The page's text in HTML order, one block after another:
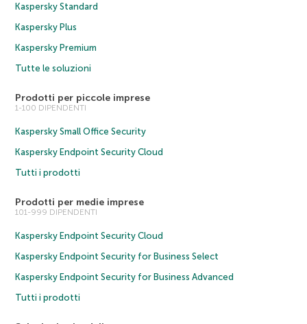
Kaspersky Standard
Kaspersky Plus
Kaspersky Premium
Tutte le soluzioni
Prodotti per piccole imprese
1-100 DIPENDENTI
Kaspersky Small Office Security
Kaspersky Endpoint Security Cloud
Tutti i prodotti
Prodotti per medie imprese
101-999 DIPENDENTI
Kaspersky Endpoint Security Cloud
Kaspersky Endpoint Security for Business Select
Kaspersky Endpoint Security for Business Advanced
Tutti i prodotti